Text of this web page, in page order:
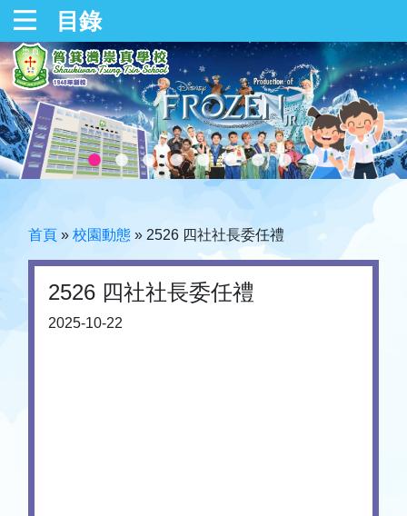
目錄
首頁 » 校園動態 » 2526 四社社長委任禮
2526 四社社長委任禮
2025-10-22